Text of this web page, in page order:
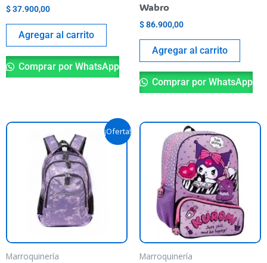
$37.900,00
Agregar al carrito
Comprar por WhatsApp
Wabro
$86.900,00
Agregar al carrito
Comprar por WhatsApp
¡Oferta!
Marroquinería
precio
original
era:
$ 75.900,00.
precio
actual
Marroquinería